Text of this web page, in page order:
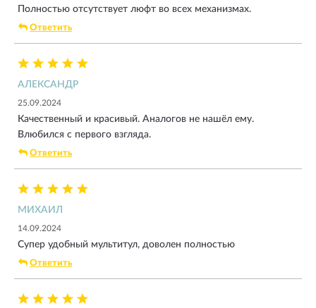
Полностью отсутствует люфт во всех механизмах.
Ответить
АЛЕКСАНДР
25.09.2024
Качественный и красивый. Аналогов не нашёл ему.
Влюбился с первого взгляда.
Ответить
МИХАИЛ
14.09.2024
Супер удобный мультитул, доволен полностью
Ответить